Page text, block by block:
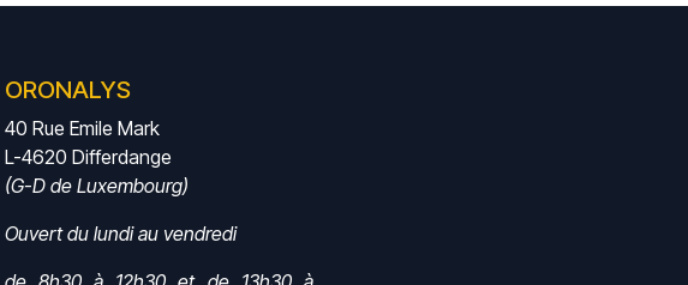
ORONALYS
40 Rue Emile Mark
L-4620 Differdange
(G-D de Luxembourg)
Ouvert du lundi au vendredi